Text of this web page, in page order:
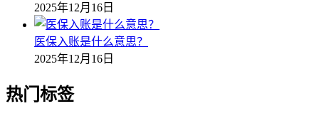
2025年12月16日
医保入账是什么意思？
2025年12月16日
热门标签